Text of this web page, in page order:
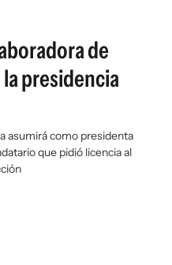
de
presidencia
asumirá como presidenta
que pidió licencia al